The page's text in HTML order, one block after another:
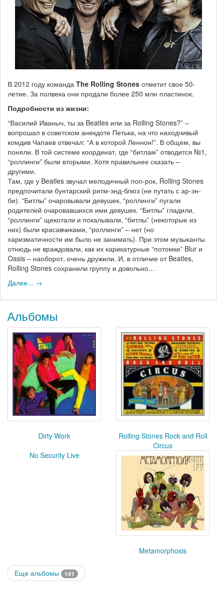
В 2012 году команда The Rolling Stones отметит свое 50-
летие. За полвека они продали более 250 млн пластинок.
Подробности из жизни:
“Василий Иваныч, ты за Beatles или за Rolling Stones?” –
вопрошал в советском анекдоте Петька, на что находчивый
комдив Чапаев отвечал: “А в которой Леннон!”. В общем, вы
поняли. В той системе координат, где “битлам” отводится №1,
“роллинги” были вторыми. Хотя правильнее сказать –
другими.
Там, где у Beatles звучал мелодичный поп-рок, Rolling Stones
предпочитали бунтарский ритм-энд-блюз (не путать с ар-эн-
би). “Битлы” очаровывали девушек, “роллинги” пугали
родителей очаровавшихся ими девушек. “Битлы” гладили,
“роллинги” щекотали и покалывали, “битлы” (некоторые из
них) были красавчиками, “роллинги” – нет (но
харизматичности им было не занимать). При этом музыканты
отнюдь не враждовали, как их карикатурные “потомки” Blur и
Oasis – наоборот, очень дружили. И, в отличие от Beatles,
Rolling Stones сохранили группу и довольно…
Далее... →
Альбомы
Dirty Work
Rolling Stones Rock and Roll
Circus
No Security Live
Metamorphosis
Еще альбомы 141